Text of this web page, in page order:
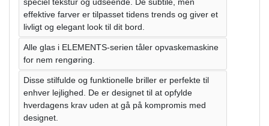
effektive farver er tilpasset tidens trends og giver et
livligt og elegant look til dit bord.
Alle glas i ELEMENTS-serien tåler opvaskemaskine
for nem rengøring.
Disse stilfulde og funktionelle briller er perfekte til
enhver lejlighed. De er designet til at opfylde
hverdagens krav uden at gå på kompromis med
designet.